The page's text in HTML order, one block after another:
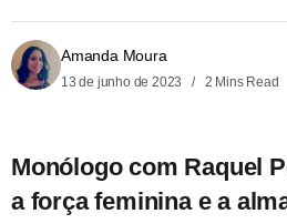
Amanda Moura
13 de junho de 2023 2 Mins Read
Monólogo com Raquel
a força feminina e a